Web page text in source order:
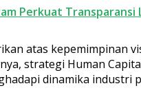
Perkuat Transparansi
atas kepemimpinan
strategi Human
dinamika industri